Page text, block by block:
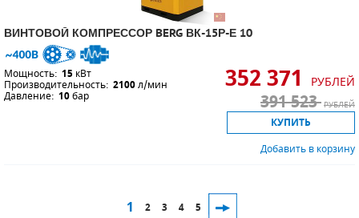
ВИНТОВОЙ КОМПРЕССОР BERG ВК-15Р-Е 10
Мощность: 15 кВт
Производительность: 2100л/мин
Давление: 10бар
352 371 РУБЛЕЙ
391 523 РУБЛЕЙ
КУПИТЬ
Добавить в корзину
1 2 3 4 5